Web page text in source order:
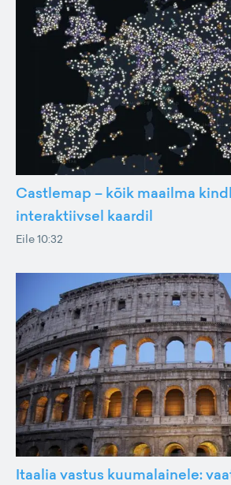
Castlemap – kõik maailma
interaktiivsel kaardil
Eile 10:32
Itaalia vastus kuumalainele: